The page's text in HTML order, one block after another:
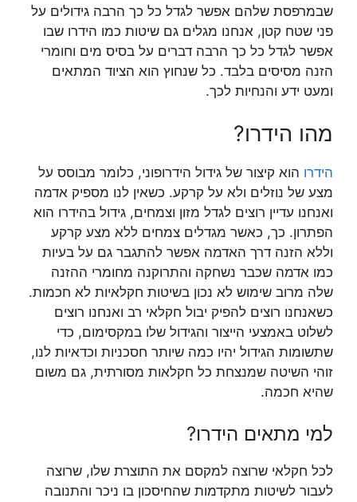
שבמרפסת שלהם אפשר לגדל כל כך הרבה גידולים על
פני שטח קטן, אנחנו מגלים גם שיטות כמו הידרו שבו
אפשר לגדל כל כך הרבה דברים על בסיס מים וחומרי
הזנה מסיסים בלבד. כל שנחוץ הוא הציוד המתאים
ומעט ידע והנחיות לכך.
מהו הידרו?
הידרו הוא קיצור של גידול הידרופוני, כלומר מבוסס על
מצע של נוזלים ולא על קרקע. כשאין לנו מספיק אדמה
ואנחנו עדיין רוצים לגדל מזון וצמחים, גידול בהידרו הוא
הפתרון. כך, כאשר מגדלים צמחים ללא מצע קרקע
וללא הזנה דרך האדמה אפשר להתגבר גם על בעיות
כמו אדמה שכבר נשחקה והתרוקנה מחומרי ההזנה
שלה מרוב שימוש לא נכון בשיטות חקלאיות לא חכמות.
כשאנחנו רוצים להפיק יבול חקלאי רב ואנחנו רוצים
לשלוט באמצעי הייצור והגידול שלו במקסימום, כדי
שתשומות הגידול יהיו כמה שיותר חסכניות וכדאיות לנו,
זוהי השיטה שמנצחת כל חקלאות מסורתית, גם משום
שהיא חכמה.
למי מתאים הידרו?
לכל חקלאי שרוצה למקסם את התוצרת שלו, שרוצה
לעבור לשיטות מתקדמות שהחיסכון בו ניכר והתנובה